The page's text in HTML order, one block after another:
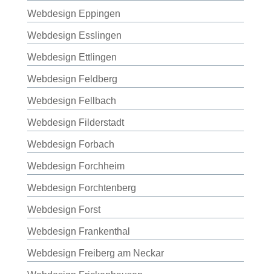
Webdesign Eppingen
Webdesign Esslingen
Webdesign Ettlingen
Webdesign Feldberg
Webdesign Fellbach
Webdesign Filderstadt
Webdesign Forbach
Webdesign Forchheim
Webdesign Forchtenberg
Webdesign Forst
Webdesign Frankenthal
Webdesign Freiberg am Neckar